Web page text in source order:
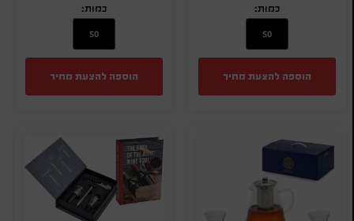
כמות:
הוספה להצעת מחיר
כמות:
הוספה להצעת מחיר